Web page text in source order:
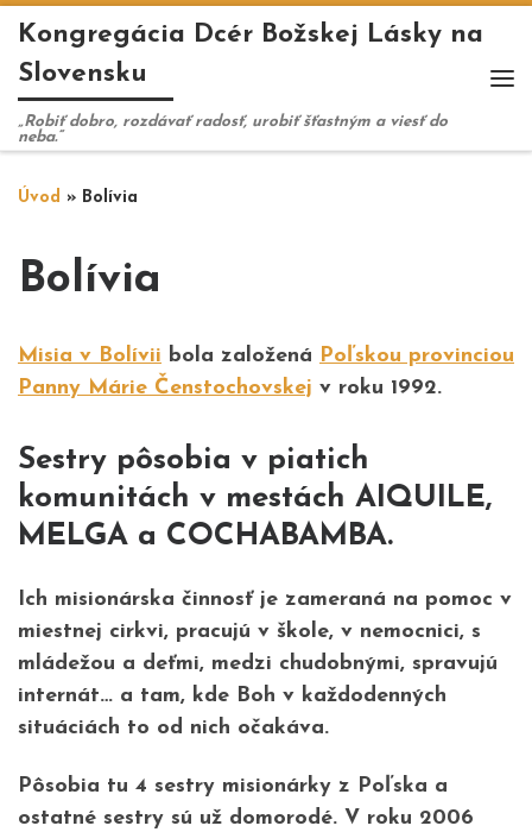
Skip to content
Kongregácia Dcér Božskej Lásky na
Slovensku
„Robiť dobro, rozdávať radosť, urobiť šťastným a viesť do
neba.“
Úvod » Bolívia
Bolívia
Misia v Bolívii bola založená Poľskou provinciou
Panny Márie Čenstochovskej v roku 1992.
Sestry pôsobia v piatich
komunitách v mestách AIQUILE,
MELGA a COCHABAMBA.
Ich misionárska činnosť je zameraná na pomoc v
miestnej cirkvi, pracujú v škole, v nemocnici, s
mládežou a deťmi, medzi chudobnými, spravujú
internát… a tam, kde Boh v každodenných
situáciách to od nich očakáva.
Pôsobia tu 4 sestry misionárky z Poľska a
ostatné sestry sú už domorodé. V roku 2006